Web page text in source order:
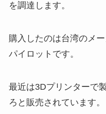
を調達します。
購入したのは台湾のメ
パイロットです。
最近は3Dプリンターで
ろと販売されています。